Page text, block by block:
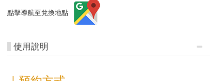
點擊導航至兌換地點
使用說明